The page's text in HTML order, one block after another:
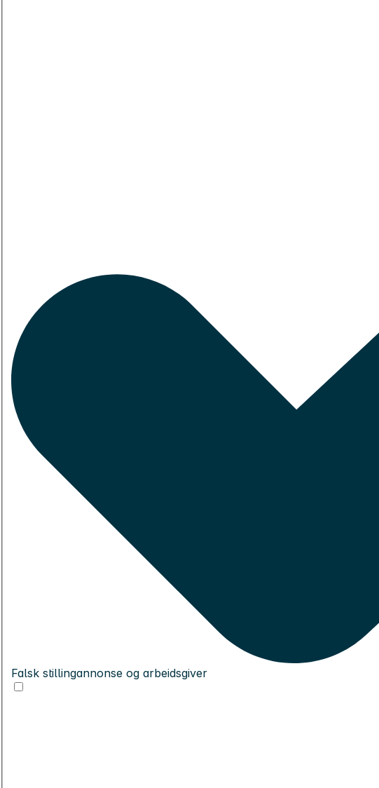
Falsk stillingannonse og arbeidsgiver